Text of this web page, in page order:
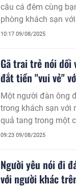
câu cá đêm cùng
phòng khách sạn
tang lúc rạng sáng.
10:17 09/08/2025
Gã trai trẻ nói dối
đắt tiền "vui vẻ"
Một người đàn ông
trong khách sạn với
quả tang trong một
09:23 09/08/2025
Người yêu nói đi
với người khác